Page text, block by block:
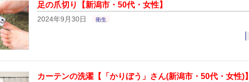
足の爪切り【新潟市・50代・女性】
2024年9月30日 衛生
カーテンの洗濯【「かりぼう」さん(新潟市・50代・女性)】